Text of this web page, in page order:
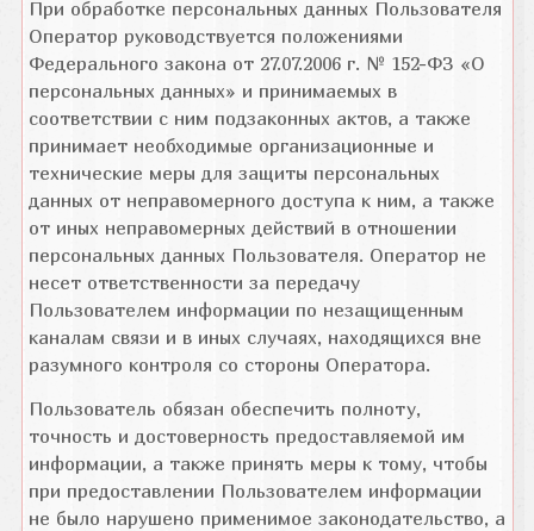
При обработке персональных данных Пользователя
Оператор руководствуется положениями
Федерального закона от 27.07.2006 г. № 152-ФЗ «О
персональных данных» и принимаемых в
соответствии с ним подзаконных актов, а также
принимает необходимые организационные и
технические меры для защиты персональных
данных от неправомерного доступа к ним, а также
от иных неправомерных действий в отношении
персональных данных Пользователя. Оператор не
несет ответственности за передачу
Пользователем информации по незащищенным
каналам связи и в иных случаях, находящихся вне
разумного контроля со стороны Оператора.
Пользователь обязан обеспечить полноту,
точность и достоверность предоставляемой им
информации, а также принять меры к тому, чтобы
при предоставлении Пользователем информации
не было нарушено применимое законодательство, а